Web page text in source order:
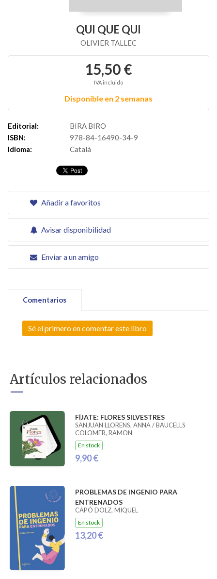
QUI QUE QUI
OLIVIER TALLEC
15,50 €
IVA incluido
Disponible en 2 semanas
Editorial:
BIRA BIRO
ISBN:
978-84-16490-34-9
Idioma:
Català
Añadir a favoritos
Avisar disponibilidad
Enviar a un amigo
Comentarios
Sé el primero en comentar este libro
Artículos relacionados
FÍJATE: FLORES SILVESTRES
SANJUAN LLORENS, ANNA / BAUCELLS
COLOMER, RAMON
En stock
9,90 €
PROBLEMAS DE INGENIO PARA
ENTRENADOS
CAPÓ DOLZ, MIQUEL
En stock
13,20 €